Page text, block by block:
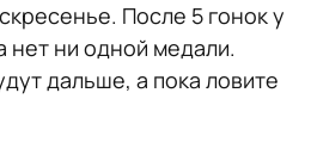
После 5 гонок у
нет ни одной медали.
дальше, а пока ловите